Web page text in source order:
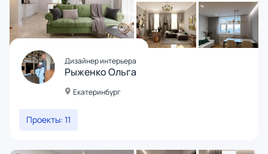
Дизайнер интерьера
Рыженко Ольга
Екатеринбург
Проекты: 11